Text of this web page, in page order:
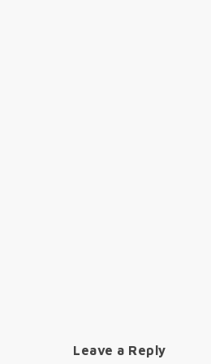
Leave a Reply